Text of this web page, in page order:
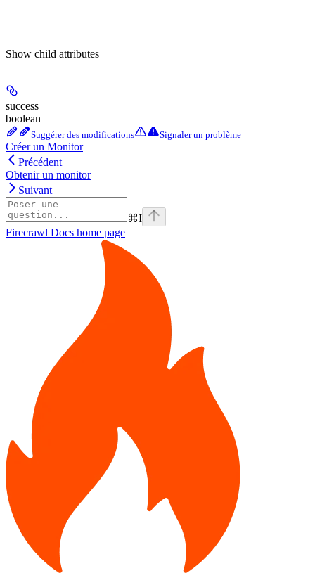
Show child attributes
success
boolean
Suggérer des modifications Signaler un problème
Créer un Monitor
Précédent
Obtenir un monitor
Suivant
⌘I
Firecrawl Docs home page